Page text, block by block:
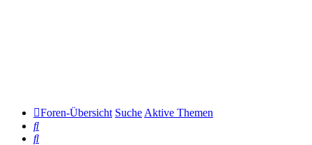
Foren-Übersicht SucheAktive Themen
Suche
Suche